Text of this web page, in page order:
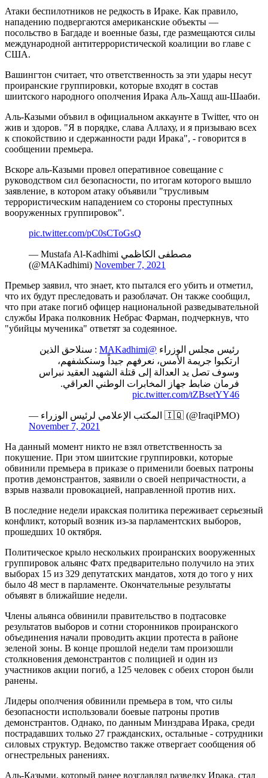
Атаки беспилотников не редкость в Ираке. Как правило,
нападению подвергаются американские объекты —
посольство в Багдаде и военные базы, где размещаются силы
международной антитеррористической коалиции во главе с
США.
Вашингтон считает, что ответственность за эти удары несут
проиранские группировки, которые входят в состав
шиитского народного ополчения Ирака Аль-Хашд аш-Шааби.
Аль-Казыми объвил в официальном аккаунте в Twitter, что он
жив и здоров. "Я в порядке, слава Аллаху, и я призываю всех
к спокойствию и сдержанности ради Ирака", - говорится в
сообщении премьера.
Вскоре аль-Казыми провел оперативное совещание с
руководством сил безопасности, по итогам которого вышло
заявление, в котором атаку объявили "трусливым
террористическим нападением со стороны преступных
вооруженных группировок".
pic.twitter.com/pC0sCToGsQ
— Mustafa Al-Kadhimi مصطفى الكاظمي
(@MAKadhimi) November 7, 2021
Премьер заявил, что знает, кто пытался его убить и отметил,
что их будут преследовать и разоблачат. Он также сообщил,
что при атаке погиб офицер национальной разведывательной
службы Ирака полковник Небрас Фарман, подчеркнув, что
"убийцы мученика" ответят за содеянное.
رئيس مجلس الوزراء @MAKadhimi
: سنلاحق الذين
ارتكبوا جريمة الأمس، نعرفهم جيداً وسنكشفهم،
وسوف تصل يد العدالة إلى قتلة الشهيد العقيد نبراس
فرمان ضابط جهاز المخابرات الوطني العراقي.
pic.twitter.com/tZBsetYY46
— المكتب الإعلامي لرئيس الوزراء 🇮🇶 (@IraqiPMO)
November 7, 2021
На данный момент никто не взял ответственность за
покушение. При этом шиитские группировки, которые
обвинили премьера в приказе о применили боевых патроны
против демонстрантов, заявили о своей непричастности, а
взрыв назвали провокацией, направленной против них.
В последние недели иракская политика переживает серьезный
конфликт, который возник из-за парламентских выборов,
прошедших 10 октября.
Политическое крыло нескольких проиранских вооруженных
группировок альянс Фатх предварительно получило на этих
выборах 15 из 329 депутатских мандатов, хотя до того у них
было 48 мест в парламенте. Окончательные результаты
объявят в ближайшие недели.
Члены альянса обвинили правительство в подтасовке
результатов выборов и сотни сторонников проиранского
объединения начали проводить акции протеста в районе
зеленой зоны. В конце прошлой недели там произошли
столкновения демонстрантов с полицией и один из
участников акции погиб, а 125 человек с обеих сторон были
ранены.
Лидеры ополчения обвинили премьера в том, что силы
безопасности использовали боевые патроны против
демонстрантов. Однако, по данным Минздрава Ирака, среди
пострадавших только 27 гражданских, остальные - сотрудники
силовых структур. Ведомство также отвергает сообщения об
огнестрельных ранениях.
Аль-Казыми, который ранее возглавлял разведку Ирака, стал